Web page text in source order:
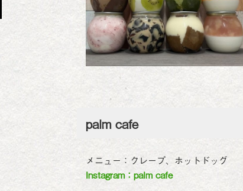
palm cafe
メニュー：クレープ、ホットドッグ
Instagram：palm cafe